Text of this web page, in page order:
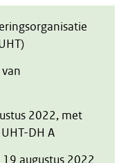
2022, met
DH A
19 augustus 2022